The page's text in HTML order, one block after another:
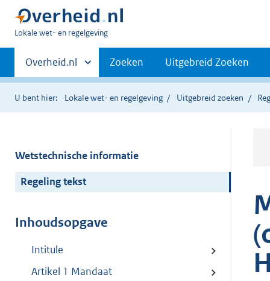
U
hier:
Lokale wet- en regelgeving
Primaire
navigatie
Andere
sites
binnen
Overheid.nl Zoeken Uitgebreid Zoeken
U bent hier: Lokale wet- en regelgeving Uitgebreid zoeken
Wetstechnische informatie
Regeling tekst
Inhoudsopgave
Intitule
Artikel 1 Mandaat